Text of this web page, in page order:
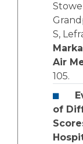
S,
Air
105.
of